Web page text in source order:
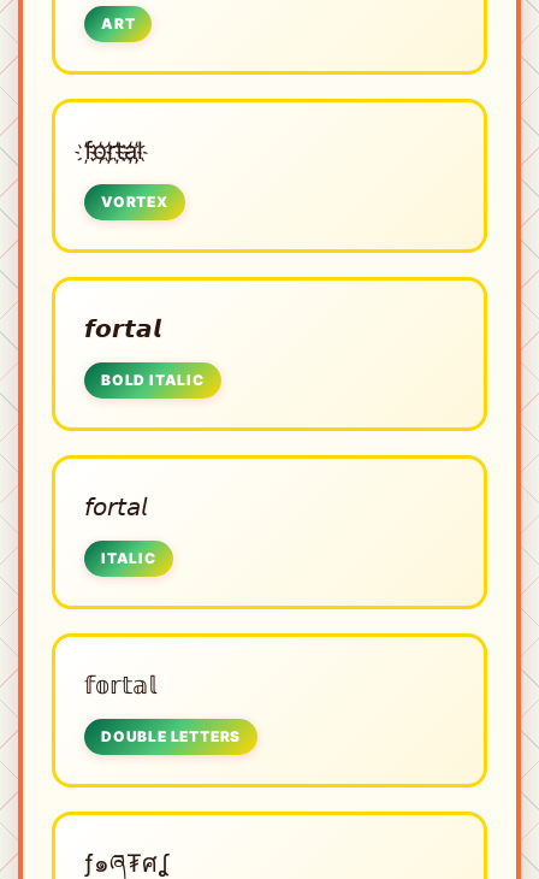
ART
f҉o҉r҉t҉a҉l҉
VORTEX
𝙛𝙤𝙧𝙩𝙖𝙡
BOLD ITALIC
𝘧𝘰𝘳𝘵𝘢𝘭
ITALIC
𝕗𝕠𝕣𝕥𝕒𝕝
DOUBLE LETTERS
ƒ๑ཞ₮ศʆ